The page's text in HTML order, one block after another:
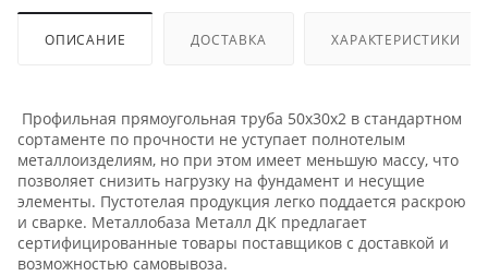
ОПИСАНИЕ ДОСТАВКА ХАРАКТЕРИСТИКИ
Профильная прямоугольная труба 50х30х2 в стандартном
сортаменте по прочности не уступает полнотелым
металлоизделиям, но при этом имеет меньшую массу, что
позволяет снизить нагрузку на фундамент и несущие
элементы. Пустотелая продукция легко поддается раскрою
и сварке. Металлобаза Металл ДК предлагает
сертифицированные товары поставщиков с доставкой и
возможностью самовывоза.